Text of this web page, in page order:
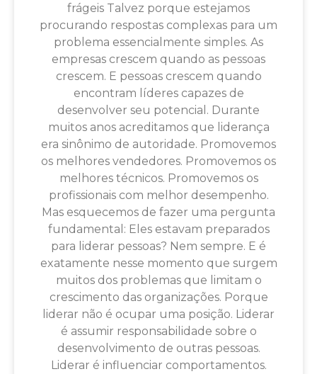
frágeis Talvez porque estejamos
procurando respostas complexas para um
problema essencialmente simples. As
empresas crescem quando as pessoas
crescem. E pessoas crescem quando
encontram líderes capazes de
desenvolver seu potencial. Durante
muitos anos acreditamos que liderança
era sinônimo de autoridade. Promovemos
os melhores vendedores. Promovemos os
melhores técnicos. Promovemos os
profissionais com melhor desempenho.
Mas esquecemos de fazer uma pergunta
fundamental: Eles estavam preparados
para liderar pessoas? Nem sempre. E é
exatamente nesse momento que surgem
muitos dos problemas que limitam o
crescimento das organizações. Porque
liderar não é ocupar uma posição. Liderar
é assumir responsabilidade sobre o
desenvolvimento de outras pessoas.
Liderar é influenciar comportamentos.